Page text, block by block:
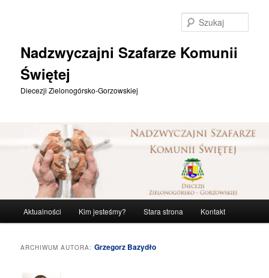
Nadzwyczajni Szafarze Komunii
Świętej
Diecezji Zielonogórsko-Gorzowskiej
Aktualności Kim jesteśmy? Stara strona Kontakt
ARCHIWUM AUTORA:Grzegorz Bazydło